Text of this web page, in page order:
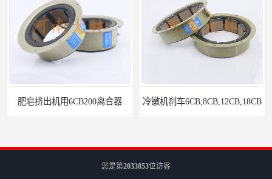
肥皂挤出机用6CB200离合器 冷镦机刹车6CB,8CB,12CB,18CB
您是第2033853位访客